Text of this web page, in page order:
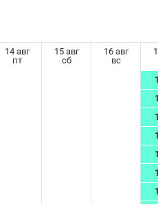
14 авг
пт
15 авг
сб
16 авг
вс